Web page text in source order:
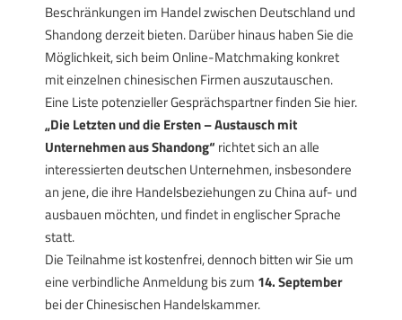
Beschränkungen im Handel zwischen Deutschland und
Shandong derzeit bieten. Darüber hinaus haben Sie die
Möglichkeit, sich beim Online-Matchmaking konkret
mit einzelnen chinesischen Firmen auszutauschen.
Eine Liste potenzieller Gesprächspartner finden Sie hier.
„Die Letzten und die Ersten – Austausch mit
Unternehmen aus Shandong“ richtet sich an alle
interessierten deutschen Unternehmen, insbesondere
an jene, die ihre Handelsbeziehungen zu China auf- und
ausbauen möchten, und findet in englischer Sprache
statt.
Die Teilnahme ist kostenfrei, dennoch bitten wir Sie um
eine verbindliche Anmeldung bis zum 14. September
bei derChinesischen Handelskammer.